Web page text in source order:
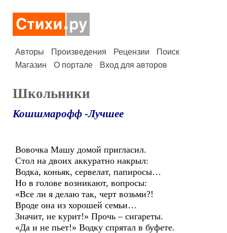
Авторы Произведения Рецензии
Поиск
Магазин
О портале Вход для авторов
Школьники
Кошшмарофф -Лучшее
Вовочка Машу домой пригласил.
Стол на двоих аккуратно накрыл:
Водка, коньяк, сервелат, папиросы…
Но в голове возникают, вопросы:
«Все ли я делаю так, черт возьми?!
Вроде она из хорошей семьи…
Значит, не курит!» Прочь – сигареты.
«Да и не пьет!» Водку спрятал в буфете.